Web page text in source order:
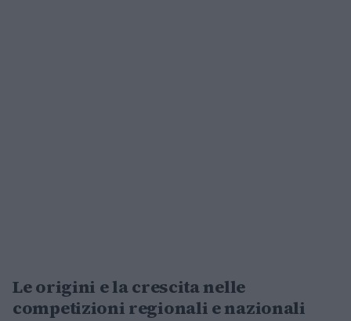
Le origini e la crescita nelle
competizioni regionali e nazionali